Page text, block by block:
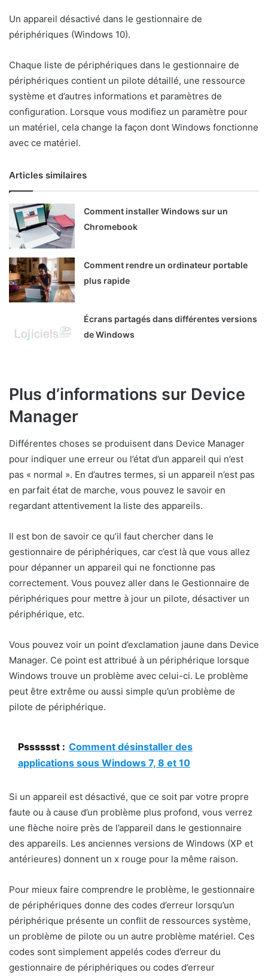
Un appareil désactivé dans le gestionnaire de
périphériques (Windows 10).
Chaque liste de périphériques dans le gestionnaire de
périphériques contient un pilote détaillé, une ressource
système et d’autres informations et paramètres de
configuration. Lorsque vous modifiez un paramètre pour
un matériel, cela change la façon dont Windows fonctionne
avec ce matériel.
Articles similaires
Comment installer Windows sur un
Chromebook
Comment rendre un ordinateur portable
plus rapide
Écrans partagés dans différentes versions
de Windows
Plus d’informations sur Device
Manager
Différentes choses se produisent dans Device Manager
pour indiquer une erreur ou l’état d’un appareil qui n’est
pas « normal ». En d’autres termes, si un appareil n’est pas
en parfait état de marche, vous pouvez le savoir en
regardant attentivement la liste des appareils.
Il est bon de savoir ce qu’il faut chercher dans le
gestionnaire de périphériques, car c’est là que vous allez
pour dépanner un appareil qui ne fonctionne pas
correctement. Vous pouvez aller dans le Gestionnaire de
périphériques pour mettre à jour un pilote, désactiver un
périphérique, etc.
Vous pouvez voir un point d’exclamation jaune dans Device
Manager. Ce point est attribué à un périphérique lorsque
Windows trouve un problème avec celui-ci. Le problème
peut être extrême ou aussi simple qu’un problème de
pilote de périphérique.
Psssssst : Comment désinstaller des
applications sous Windows 7, 8 et 10
Si un appareil est désactivé, que ce soit par votre propre
faute ou à cause d’un problème plus profond, vous verrez
une flèche noire près de l’appareil dans le gestionnaire
des appareils. Les anciennes versions de Windows (XP et
antérieures) donnent un x rouge pour la même raison.
Pour mieux faire comprendre le problème, le gestionnaire
de périphériques donne des codes d’erreur lorsqu’un
périphérique présente un conflit de ressources système,
un problème de pilote ou un autre problème matériel. Ces
codes sont simplement appelés codes d’erreur du
gestionnaire de périphériques ou codes d’erreur